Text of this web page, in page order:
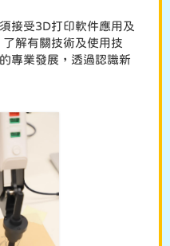
接受3D打印軟件應用及
解有關技術及使用技
專業發展，透過認識新